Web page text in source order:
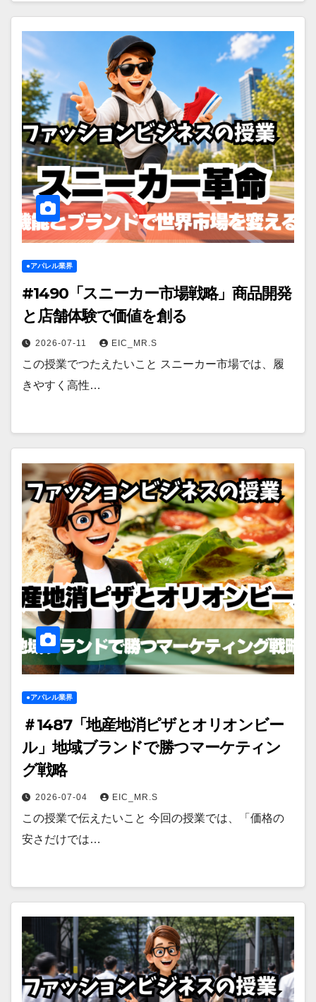
●アパレル業界
#1490「スニーカー市場戦略」商品開発
と店舗体験で価値を創る
2026-07-11 EIC_MR.S
この授業でつたえたいこと スニーカー市場では、履
きやすく高性…
●アパレル業界
＃1487「地産地消ピザとオリオンビー
ル」地域ブランドで勝つマーケティン
グ戦略
2026-07-04 EIC_MR.S
この授業で伝えたいこと 今回の授業では、「価格の
安さだけでは…